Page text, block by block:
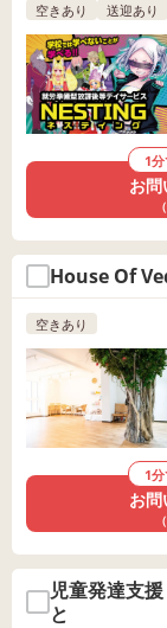
空きあり 送迎あり
1
お問
House Of
空きあり
1
お問
児童発達支
と